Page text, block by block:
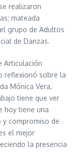
realizaron
mateada
grupo de Adultos
de Danzas.
Articulación
reflexionó sobre la
Mónica Vera,
tiene que ver
hoy tiene una
y compromiso de
el mejor
la presencia